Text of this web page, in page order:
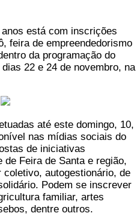
está com inscrições
feira de empreendedorismo
da programação do
22 e 24 de novembro, na
até este domingo, 10,
nas mídias sociais do
de iniciativas
de Feira de Santa e região,
autogestionário, de
Podem se inscrever
familiar, artes
dentre outros.